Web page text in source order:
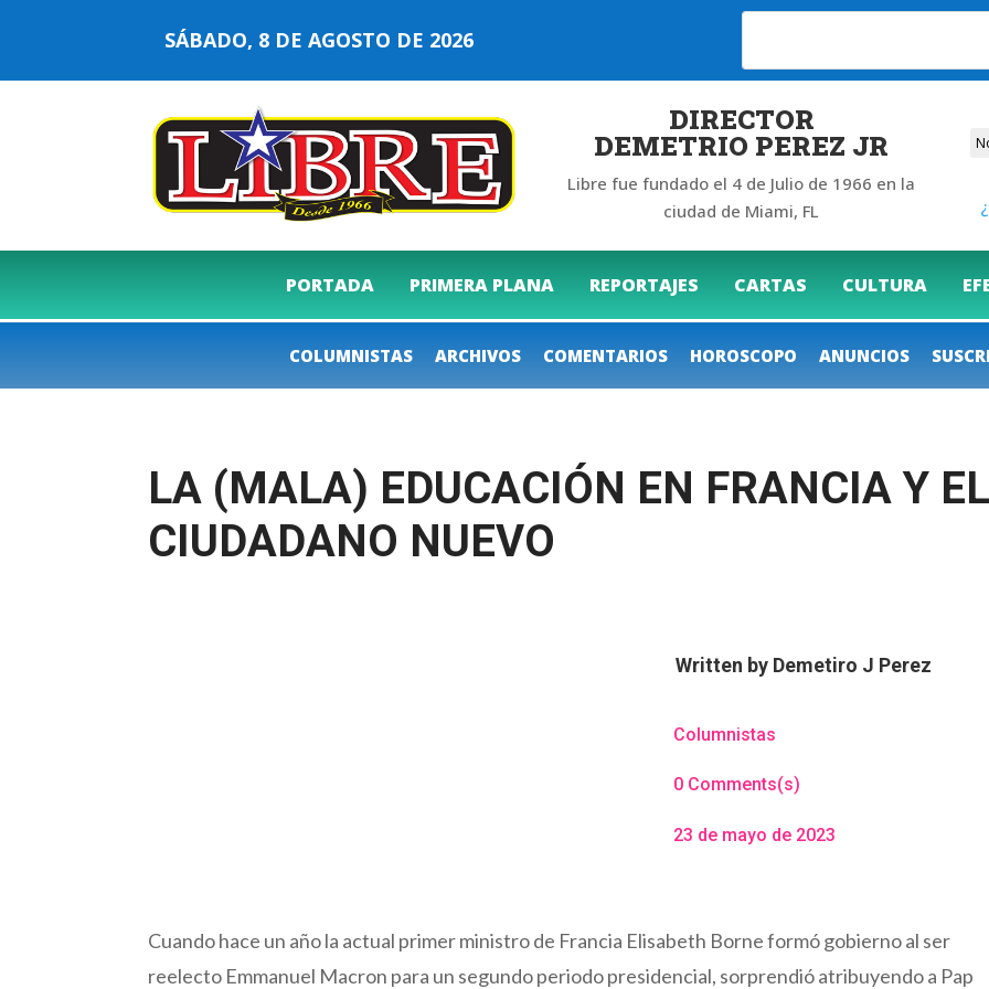
SÁBADO, 8 DE AGOSTO DE 2026
DIRECTOR
DEMETRIO PEREZ JR
Libre fue fundado el 4 de Julio de 1966 en la
ciudad de Miami, FL
PORTADA PRIMERA PLANA REPORTAJES CARTAS CULTURA
COLUMNISTAS ARCHIVOS COMENTARIOS HOROSCOPO ANUNCIOS
LA (MALA) EDUCACIÓN EN FRANCIA Y
CIUDADANO NUEVO
Written by Demetiro J Perez
Columnistas
0 Comments(s)
23 de mayo de 2023
Cuando hace un año la actual primer ministro de Francia Elisabeth Borne formó gobierno al ser
reelecto Emmanuel Macron para un segundo periodo presidencial, sorprendió atribuyendo a Pap